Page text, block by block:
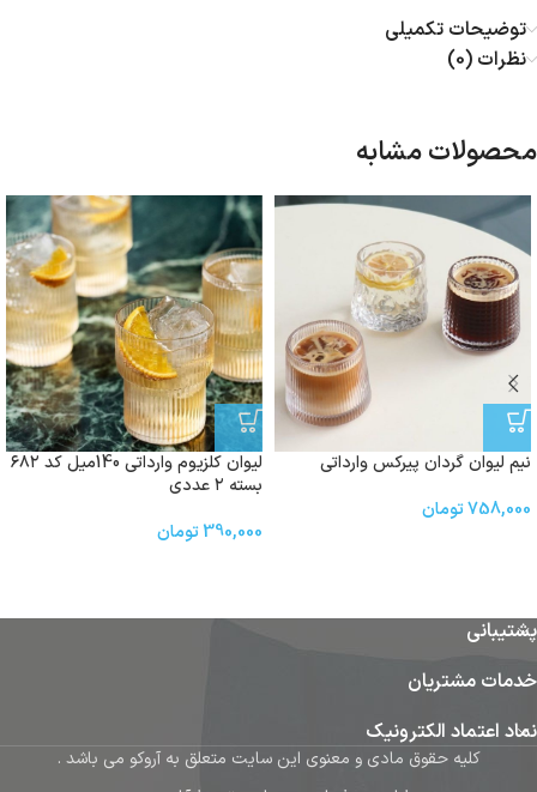
توضیحات تکمیلی
نظرات (0)
محصولات مشابه
نیم لیوان گردان پیرکس وارداتی
758,000تومان
لیوان کلزیوم وارداتی 140میل كد ٦٨٢
بسته ۲ عددی
390,000تومان
پشتیبانی
خدمات مشتریان
نماد اعتماد الکترونیک
کلیه حقوق مادی و معنوی این سایت متعلق به آروکو می باشد .